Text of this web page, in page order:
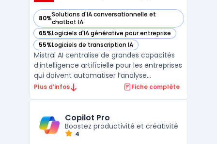
80%Solutions d'IA conversationnelle et
chatbot IA
— voir Mistral AI dans cette catégorie
65%Logiciels d'IA générative pour entreprise
— voir Mistral AI dans cette catégorie
55%Logiciels de transcription IA
— voir Mistral AI dans cette catégorie
Mistral AI centralise de grandes capacités
d’intelligence artificielle pour les entreprises
qui doivent automatiser l’analyse
documentaire, assister leurs équipes et
plateforme propose un accès à des
modèles de large lang ...
Plus d’infos Fiche complète
Copilot Pro
Boostez productivité et créativité
4